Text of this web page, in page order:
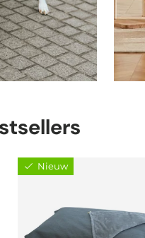
Nieuw